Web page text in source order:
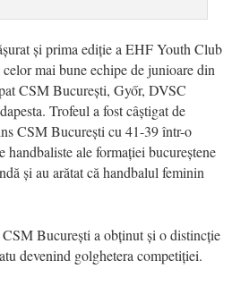
și prima ediție a EHF Youth Club
mai bune echipe de junioare din
CSM București, Győr, DVSC
Trofeul a fost câștigat de
CSM București cu 41-39 într-o
handbaliste ale formației bucureștene
și au arătat că handbalul feminin
București a obținut și o distincție
devenind golghetera competiției.